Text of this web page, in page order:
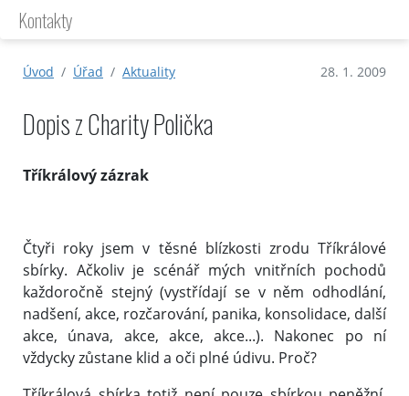
Kontakty
Úvod Úřad Aktuality 28. 1. 2009
Dopis z Charity Polička
Tříkrálový zázrak
Čtyři roky jsem v těsné blízkosti zrodu Tříkrálové
sbírky. Ačkoliv je scénář mých vnitřních pochodů
každoročně stejný (vystřídají se v něm odhodlání,
nadšení, akce, rozčarování, panika, konsolidace, další
akce, únava, akce, akce, akce...). Nakonec po ní
vždycky zůstane klid a oči plné údivu. Proč?